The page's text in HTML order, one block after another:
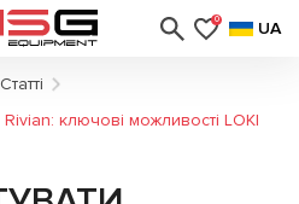
0 UA
Статті
Rivian: ключові можливості LOKI